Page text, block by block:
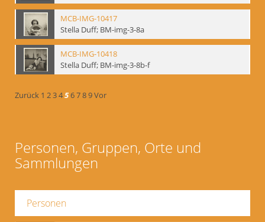
MCB-IMG-10417
Stella Duff; BM-img-3-8a
MCB-IMG-10418
Stella Duff; BM-img-3-8b-f
Zurück 1 23456789Vor
Personen, Gruppen, Orte und
Sammlungen
Personen